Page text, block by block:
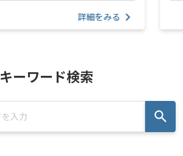
詳細をみる
キーワード検索